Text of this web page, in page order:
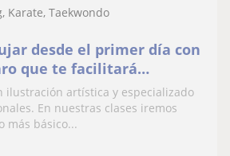
Karate, Taekwondo
desde el primer día con
que te facilitará
el camino
ilustración artística y especializado
En nuestras clases iremos
más básico...